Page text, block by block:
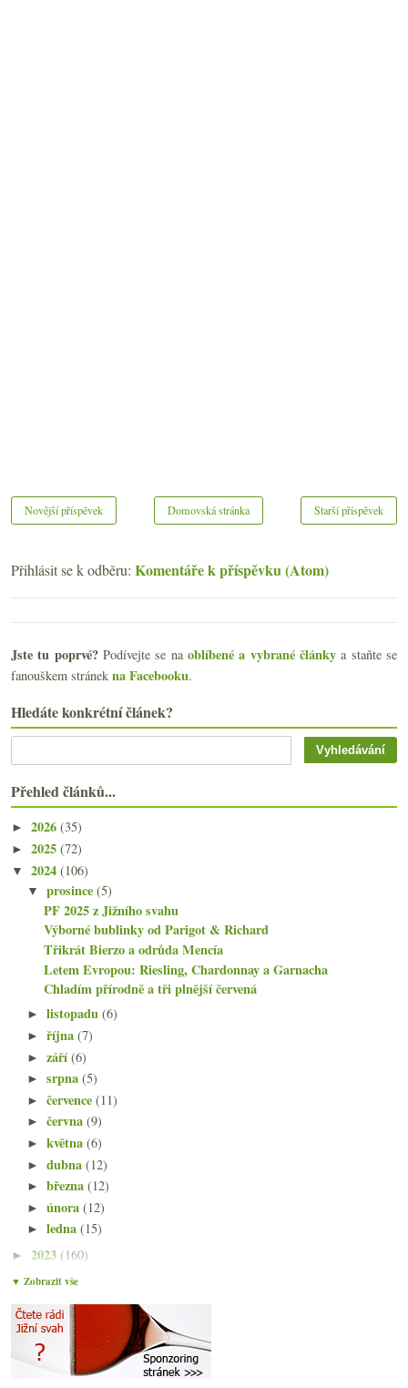
Novější příspěvek Starší příspěvek
Domovská stránka
Přihlásit se k odběru: Komentáře k příspěvku (Atom)
Jste tu poprvé?Podívejte se naoblíbené a vybrané články a staňte se
fanouškem stránek na Facebooku.
Hledáte konkrétní článek?
Přehled článků...
► 2026 (35)
► 2025 (72)
▼ 2024 (106)
▼prosince(5)
PF 2025 z Jižního svahu
Výborné bublinky od Parigot & Richard
Třikrát Bierzo a odrůda Mencía
Letem Evropou: Riesling, Chardonnay a Garnacha
Chladím přírodně a tři plnější červená
►listopadu(6)
►října(7)
►září(6)
►srpna(5)
►července(11)
►června(9)
►května(6)
►dubna(12)
►března(12)
►února(12)
►ledna(15)
► 2023 (160)
►2022(225)
►2020(239)
2019 (238)
► 2018 (240)
▼ Zobrazit vše